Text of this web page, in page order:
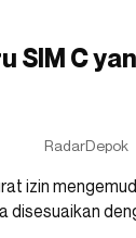
SIM C
RadarDepok
izin
disesuaikan